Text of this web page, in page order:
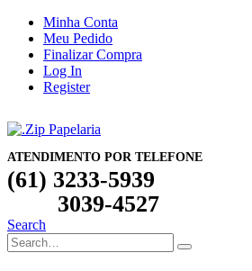
Minha Conta
Meu Pedido
Finalizar Compra
Log In
Register
ATENDIMENTO POR TELEFONE
(61) 3233-5939
3039-4527
Search